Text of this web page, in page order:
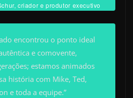
criador e produtor executivo
encontrou o ponto ideal
e comovente,
estamos animados
história com Mike, Ted,
e toda a equipe.”